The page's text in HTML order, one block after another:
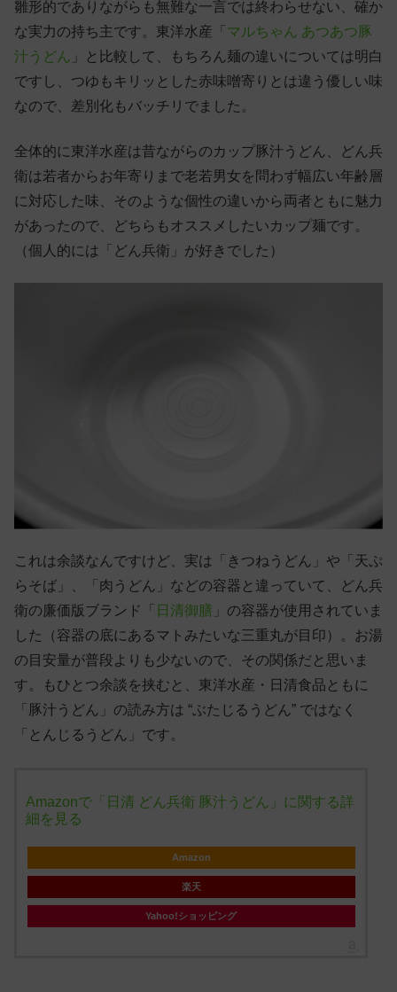
雛形的でありながらも無難な一言では終わらせない、確か
な実力の持ち主です。東洋水産「 マルちゃん あつあつ豚
汁うどん 」と比較して、もちろん麺の違いについては明白
ですし、つゆもキリッとした赤味噌寄りとは違う優しい味
なので、差別化もバッチリでました。
全体的に東洋水産は昔ながらのカップ豚汁うどん、どん兵
衛は若者からお年寄りまで老若男女を問わず幅広い年齢層
に対応した味、そのような個性の違いから両者ともに魅力
があったので、どちらもオススメしたいカップ麺です。
（個人的には「どん兵衛」が好きでした）
これは余談なんですけど、実は「きつねうどん」や「天ぷ
らそば」、「肉うどん」などの容器と違っていて、どん兵
衛の廉価版ブランド「 日清御膳 」の容器が使用されていま
した（容器の底にあるマトみたいな三重丸が目印）。お湯
の目安量が普段よりも少ないので、その関係だと思いま
す。もひとつ余談を挟むと、東洋水産・日清食品ともに
「豚汁うどん」の読み方は “ぶたじるうどん” ではなく
「とんじるうどん」です。
Amazonで「日清 どん兵衛 豚汁うどん」に関する詳
細を見る
Amazon
楽天
Yahoo!ショッピング